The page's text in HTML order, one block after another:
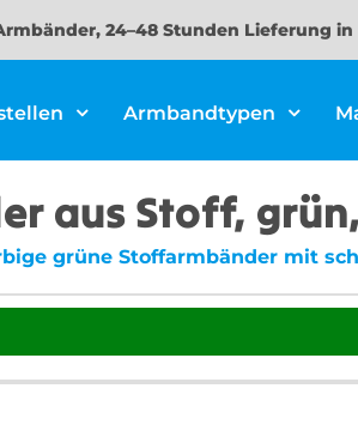
24–48 Stunden Lieferung
Armbandtypen
aus Stoff,
grüne Stoffarmbänder mit